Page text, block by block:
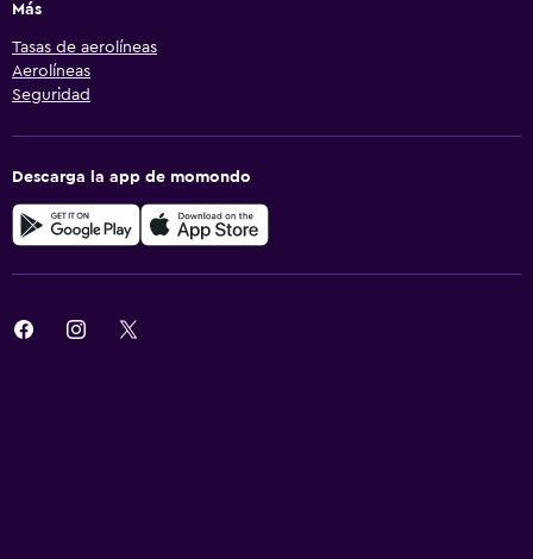
Más
Tasas de aerolíneas
Aerolíneas
Seguridad
Descarga la app de momondo